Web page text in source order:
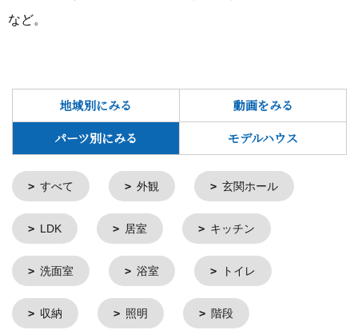
など。
地域別にみる
動画をみる
パーツ別にみる
モデルハウス
すべて 外観 玄関ホール
LDK 居室 キッチン
洗面室 浴室 トイレ
収納 照明 階段